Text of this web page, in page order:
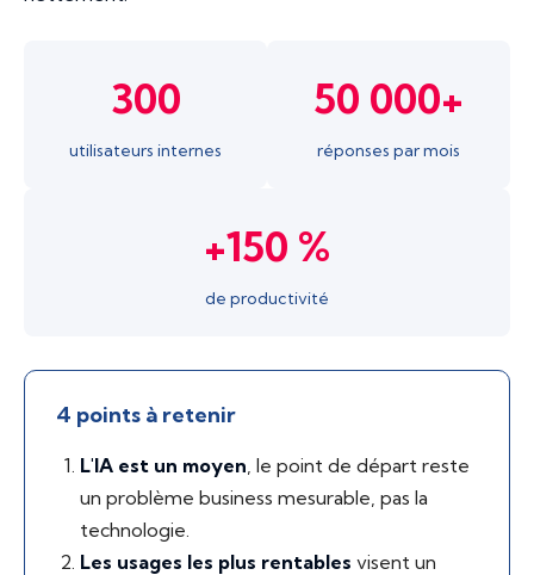
300
utilisateurs internes
50 000+
réponses par mois
+150 %
de productivité
4 points à retenir
L'IA est un moyen , le point de départ reste
un problème business mesurable, pas la
technologie.
Les usages les plus rentables visent un